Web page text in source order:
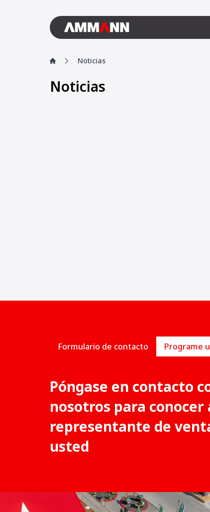
Noticias
Noticias
Formulario de contacto
Póngase en contacto
nosotros para conocer
representante de
usted